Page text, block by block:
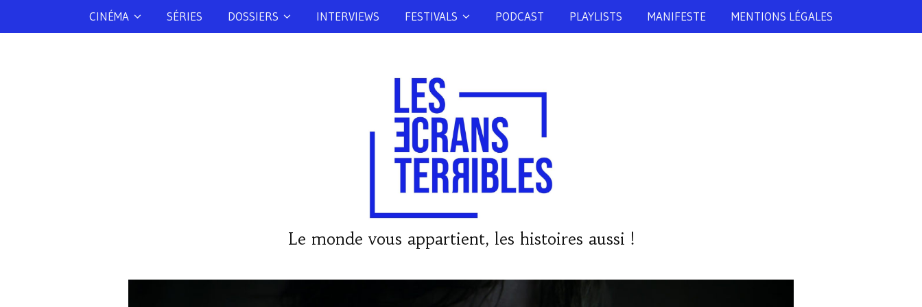
CINÉMA SÉRIES DOSSIERS INTERVIEWS FESTIVALS PODCAST PLAYLISTS MANIFESTE MENTIONS LÉGALES
Le monde vous appartient, les histoires aussi !